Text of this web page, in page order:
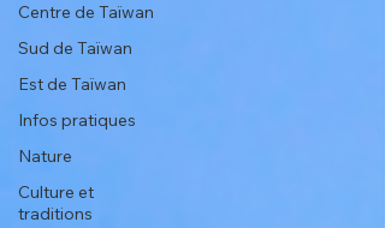
Centre de Taïwan
Sud de Taïwan
Est de Taïwan
Infos pratiques
Nature
Culture et
traditions